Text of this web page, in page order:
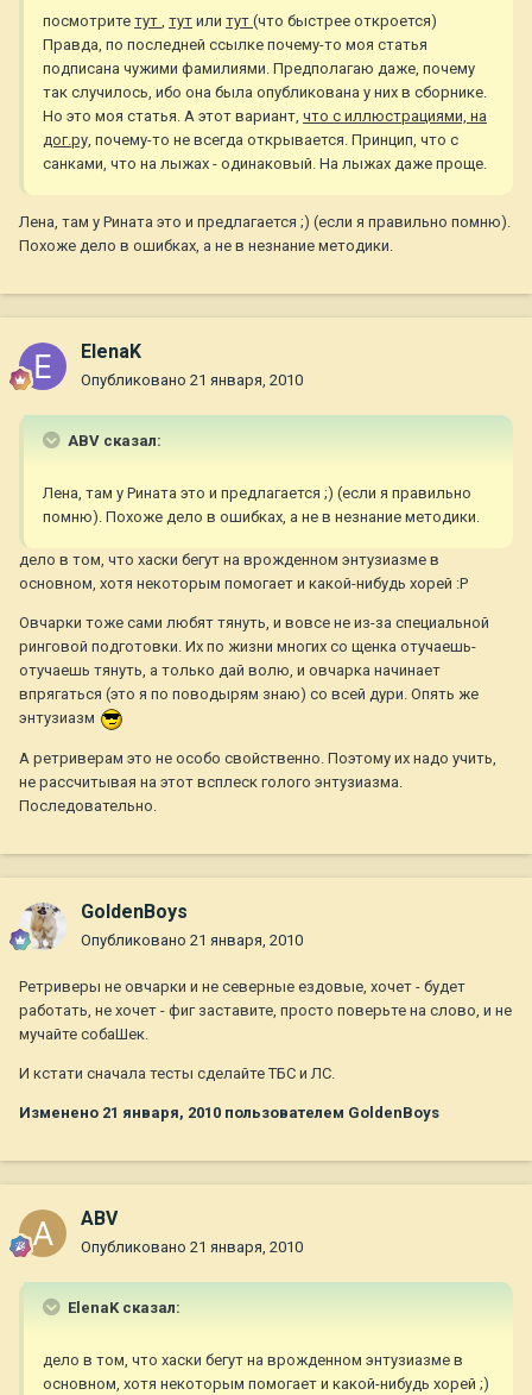
посмотрите тут , тут или тут (что быстрее откроется)
Правда, по последней ссылке почему-то моя статья
подписана чужими фамилиями. Предполагаю даже, почему
так случилось, ибо она была опубликована у них в сборнике.
Но это моя статья. А этот вариант, что с иллюстрациями, на
дог.ру, почему-то не всегда открывается. Принцип, что с
санками, что на лыжах - одинаковый. На лыжах даже проще.
Лена, там у Рината это и предлагается ;) (если я правильно помню).
Похоже дело в ошибках, а не в незнание методики.
ElenaK
Опубликовано 21 января, 2010
ABV сказал:
Лена, там у Рината это и предлагается ;) (если я правильно
помню). Похоже дело в ошибках, а не в незнание методики.
дело в том, что хаски бегут на врожденном энтузиазме в
основном, хотя некоторым помогает и какой-нибудь хорей :P
Овчарки тоже сами любят тянуть, и вовсе не из-за специальной
ринговой подготовки. Их по жизни многих со щенка отучаешь-
отучаешь тянуть, а только дай волю, и овчарка начинает
впрягаться (это я по поводырям знаю) со всей дури. Опять же
энтузиазм
А ретриверам это не особо свойственно. Поэтому их надо учить,
не рассчитывая на этот всплеск голого энтузиазма.
Последовательно.
GoldenBoys
Опубликовано 21 января, 2010
Ретриверы не овчарки и не северные ездовые, хочет - будет
работать, не хочет - фиг заставите, просто поверьте на слово, и не
мучайте собаШек.
И кстати сначала тесты сделайте ТБС и ЛС.
Изменено 21 января, 2010 пользователем GoldenBoys
ABV
Опубликовано 21 января, 2010
ElenaK сказал:
дело в том, что хаски бегут на врожденном энтузиазме в
основном, хотя некоторым помогает и какой-нибудь хорей ;)